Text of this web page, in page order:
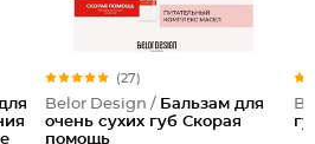
(27)
Belor Design / Бальзам для
очень сухих губ Скорая
помощь